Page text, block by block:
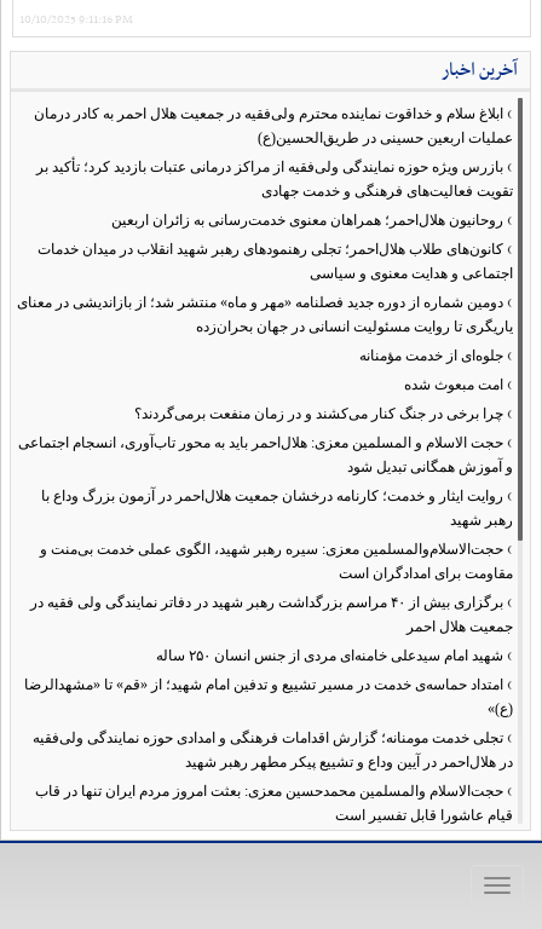
10/10/2025 9:11:16 PM
آخرین اخبار
› ابلاغ سلام و خداقوت نماینده محترم ولی‌فقیه در جمعیت هلال احمر به کادر درمان
عملیات اربعین حسینی در طریق‌الحسین(ع)
› بازرس ویژه حوزه نمایندگی ولی‌فقیه از مراکز درمانی عتبات بازدید کرد؛ تأکید بر
تقویت فعالیت‌های فرهنگی و خدمت جهادی
› روحانیون هلال‌احمر؛ همراهان معنوی خدمت‌رسانی به زائران اربعین
› کانون‌های طلاب هلال‌احمر؛ تجلی رهنمودهای رهبر شهید انقلاب در میدان خدمات
اجتماعی و هدایت معنوی و سیاسی
› دومین شماره از دوره جدید فصلنامه «مهر و ماه» منتشر شد؛ از بازاندیشی در معنای
یاریگری تا روایت مسئولیت انسانی در جهان بحران‌زده
› جلوه‌ای از خدمت مؤمنانه
› امت مبعوث شده
› چرا برخی در جنگ کنار می‌کشند و در زمان منفعت برمی‌گردند؟
› حجت الاسلام و المسلمین معزی: هلال‌احمر باید به محور تاب‌آوری، انسجام اجتماعی
و آموزش همگانی تبدیل شود
› روایت ایثار و خدمت؛ کارنامه درخشان جمعیت هلال‌احمر در آزمون بزرگ وداع با
رهبر شهید
› حجت‌الاسلام‌والمسلمین معزی: سیره رهبر شهید، الگوی عملی خدمت بی‌منت و
مقاومت برای امدادگران است
›
برگزاری بیش از ۴۰ مراسم بزرگداشت رهبر شهید در دفاتر نمایندگی ولی فقیه در
جمعیت هلال احمر
› شهید امام سیدعلی خامنه‌ای مردی از جنس انسان ۲۵۰ ساله
› امتداد حماسه‌ی خدمت در مسیر تشییع و تدفین امام شهید؛ از «قم» تا «مشهدالرضا
(ع)»
› تجلی خدمت مومنانه؛ گزارش اقدامات فرهنگی و امدادی حوزه نمایندگی ولی‌فقیه
در هلال‌احمر در آیین وداع و تشییع پیکر مطهر رهبر شهید
› حجت‌الاسلام والمسلمین محمدحسین معزی: بعثت امروز مردم ایران تنها در قاب
قیام عاشورا قابل تفسیر است
›آمادگی همه‌جانبه معاونت فرهنگی حوزه نمایندگی ولی‌فقیه هلال‌احمر برای
›طنین نوای حسینی در ساختمان صلح؛ ویژه‌برنامه‌های عزاداری دهه اول محرم در
Toggle